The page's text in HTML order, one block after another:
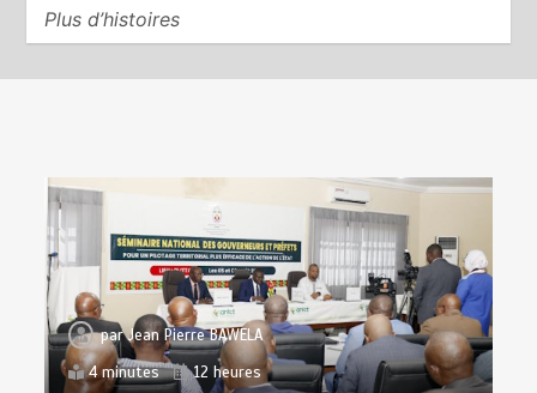
Plus d’histoires
parJean Pierre BAWELA
4 minutes
12 heures